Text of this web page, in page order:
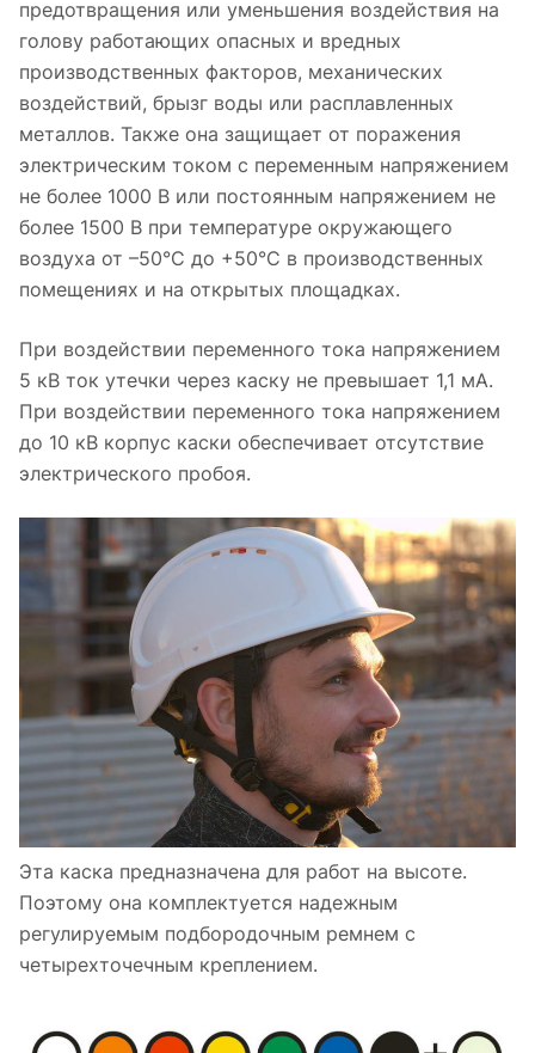
предотвращения или уменьшения воздействия на
голову работающих опасных и вредных
производственных факторов, механических
воздействий, брызг воды или расплавленных
металлов. Также она защищает от поражения
электрическим током с переменным напряжением
не более 1000 В или постоянным напряжением не
более 1500 В при температуре окружающего
воздуха от –50°С до +50°С в производственных
помещениях и на открытых площадках.
При воздействии переменного тока напряжением
5 кВ ток утечки через каску не превышает 1,1 мА.
При воздействии переменного тока напряжением
до 10 кВ корпус каски обеспечивает отсутствие
электрического пробоя.
Эта каска предназначена для работ на высоте.
Поэтому она комплектуется надежным
регулируемым подбородочным ремнем с
четырехточечным креплением.